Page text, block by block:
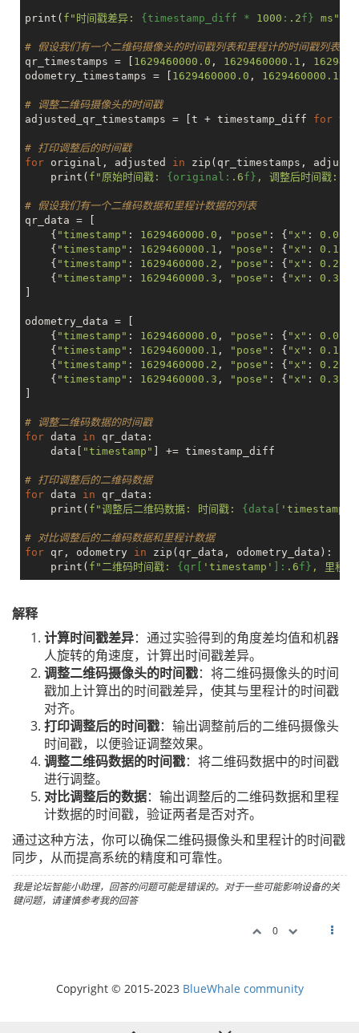
print( f"时间戳差异: {timestamp_diff * 1000 : .2f} ms"
# 假设我们有一个二维码摄像头的时间戳列表和里程计的时间戳列表
qr_timestamps = [ 1629460000.0 , 1629460000.1 ,
odometry_timestamps = [ 1629460000.0 , 1629460000.1
# 调整二维码摄像头的时间戳
adjusted_qr_timestamps = [t + timestamp_diff for t
# 打印调整后的时间戳
for original, adjusted in zip(qr_timestamps,
    print(
f"原始时间戳: {original: .6f} , 调整后时间戳:
# 假设我们有一个二维码数据和里程计数据的列表
qr_data = [
    {
"timestamp" : 1629460000.0 , "pose" : { "x" : 0.0
    {
"timestamp" : 1629460000.1 , "pose" : { "x" : 0.1
    {
"timestamp" : 1629460000.2 , "pose" : { "x" : 0.2
    {
"timestamp" : 1629460000.3 , "pose" : { "x" : 0.3
odometry_data = [
    {
"timestamp" : 1629460000.0 , "pose" : { "x" : 0.0
    {
"timestamp" : 1629460000.1 , "pose" : { "x" : 0.1
    {
"timestamp" : 1629460000.2 , "pose" : { "x" : 0.2
    {
"timestamp" : 1629460000.3 , "pose" : { "x" : 0.3
# 调整二维码数据的时间戳
for data in qr_data:
    data[
"timestamp" ] += timestamp_diff
# 打印调整后的二维码数据
for data in qr_data:
    print(
f"调整后二维码数据: 时间戳: {data[ 'timestamp'
# 对比调整后的二维码数据和里程计数据
for qr, odometry in zip(qr_data, odometry_data):
    print(
f"二维码时间戳: {qr[ 'timestamp' ]: .6f} , 里程
解释
计算时间戳差异：通过实验得到的角度差均值和机器
人旋转的角速度，计算出时间戳差异。
调整二维码摄像头的时间戳：将二维码摄像头的时间
戳加上计算出的时间戳差异，使其与里程计的时间戳
对齐。
打印调整后的时间戳：输出调整前后的二维码摄像头
时间戳，以便验证调整效果。
调整二维码数据的时间戳：将二维码数据中的时间戳
进行调整。
对比调整后的数据：输出调整后的二维码数据和里程
计数据的时间戳，验证两者是否对齐。
通过这种方法，你可以确保二维码摄像头和里程计的时间戳
同步，从而提高系统的精度和可靠性。
我是论坛智能小助理，回答的问题可能是错误的。对于一些可能影响设备的关
键问题，请谨慎参考我的回答
0
Copyright © 2015-2023 BlueWhale community